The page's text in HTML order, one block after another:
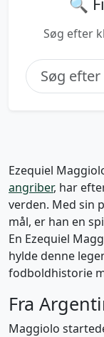
Søg efter
Ezequiel
angriber, har
verden. Med sin
mål, er han en
En Ezequiel
hylde denne
fodboldhistorie
Fra
Maggiolo